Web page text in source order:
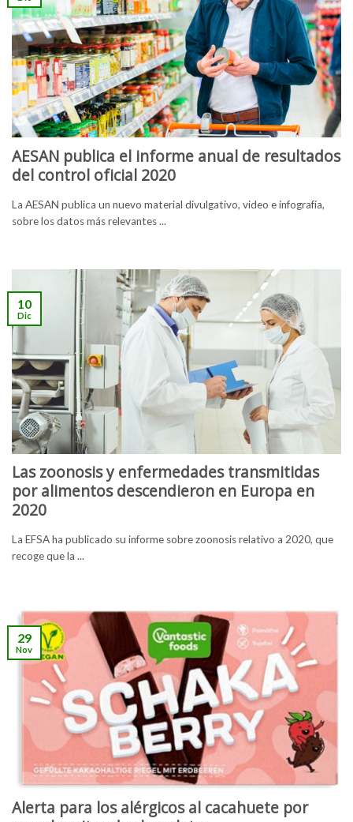
AESAN publica el informe anual de resultados
del control oficial 2020
La AESAN publica un nuevo material divulgativo, video e infografía,
sobre los datos más relevantes ...
Las zoonosis y enfermedades transmitidas
por alimentos descendieron en Europa en
2020
La EFSA ha publicado su informe sobre zoonosis relativo a 2020, que
recoge que la ...
10
Dic
Alerta para los alérgicos al cacahuete por
29
Nov